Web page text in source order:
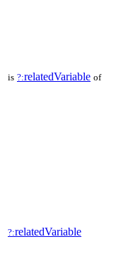
is ?:relatedVariable of
?:relatedVariable